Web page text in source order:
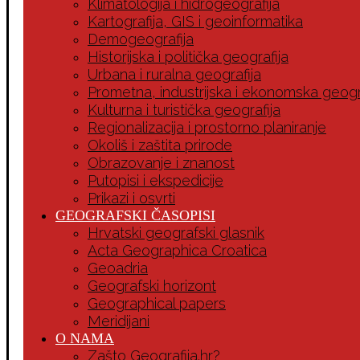
Klimatologija i hidrogeografija
Kartografija, GIS i geoinformatika
Demogeografija
Historijska i politička geografija
Urbana i ruralna geografija
Prometna, industrijska i ekonomska
Kulturna i turistička geografija
Regionalizacija i prostorno planiranje
Okoliš i zaštita prirode
Obrazovanje i znanost
Putopisi i ekspedicije
Prikazi i osvrti
GEOGRAFSKI ČASOPISI
Hrvatski geografski glasnik
Acta Geographica Croatica
Geoadria
Geografski horizont
Geographical papers
Meridijani
O NAMA
Zašto Geografija.hr?